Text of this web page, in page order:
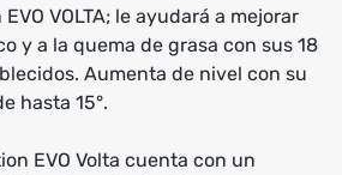
VOLTA; le ayudará a mejorar
y a la quema de grasa con sus 18
Aumenta de nivel con su
hasta 15°.
EVO Volta cuenta con un